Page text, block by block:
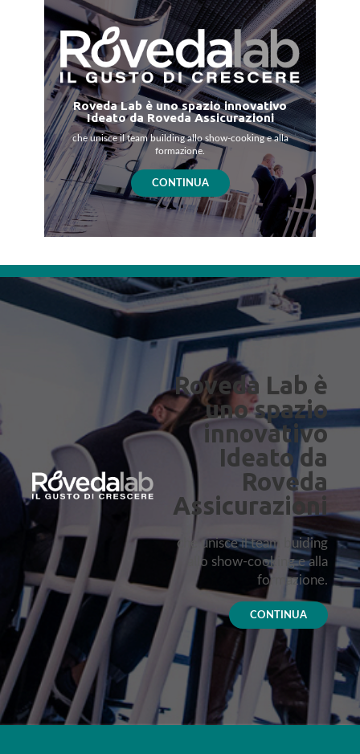
Roveda Lab è uno spazio innovativo
Ideato da Roveda Assicurazioni
che unisce il team building allo show-cooking e alla
formazione.
CONTINUA
Roveda Lab è
uno spazio
innovativo
Ideato da
Roveda
Assicurazioni
che unisce il team buiding
allo show-cooking e alla
formazione.
CONTINUA